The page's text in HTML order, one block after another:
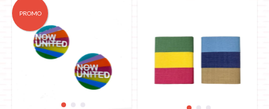
PROMO